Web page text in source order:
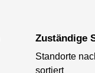
Zuständige
Standorte
sortiert